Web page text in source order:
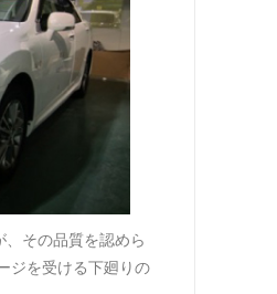
その品質を認めら
ジを受ける下廻りの